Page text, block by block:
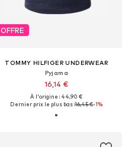
OFFRE
TOMMY HILFIGER UNDERWEAR
Pyjama
16,14 €
À l'origine : 44,90 €
Dernier prix le plus bas :16,45 €-1%